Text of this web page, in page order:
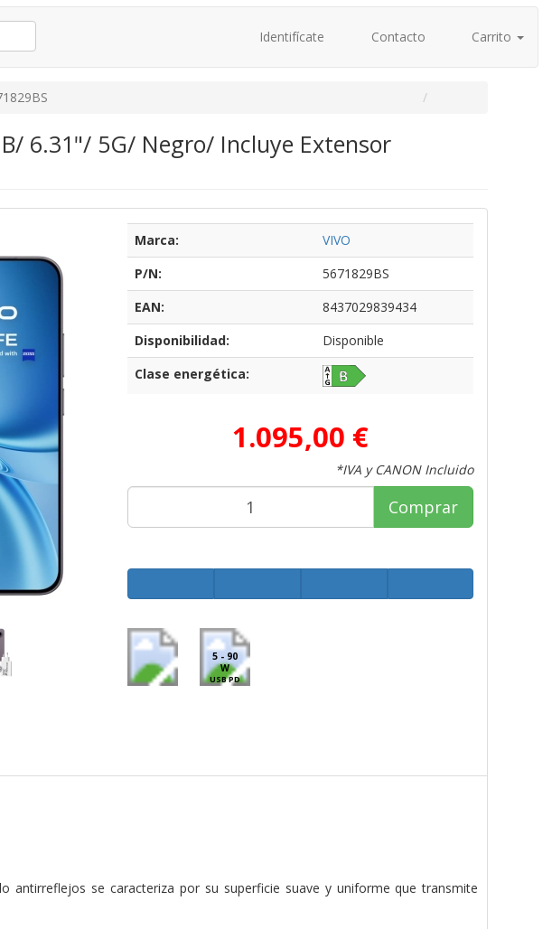
Identifícate Contacto Carrito
6.31"/ 5G/ Negro/ Incluye Extensor
Marca:
VIVO
P/N:
5671829BS
EAN:
8437029839434
Disponibilidad:
Disponible
Clase energética:
1.095,00 €
*IVA y CANON Incluido
Comprar
5 - 90
W
USB PD
se caracteriza por su superficie suave y uniforme que transmite